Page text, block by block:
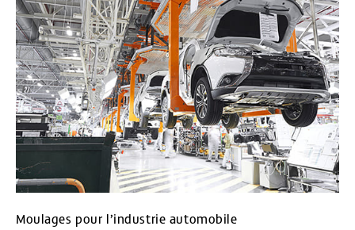
Moulages pour l’industrie automobile